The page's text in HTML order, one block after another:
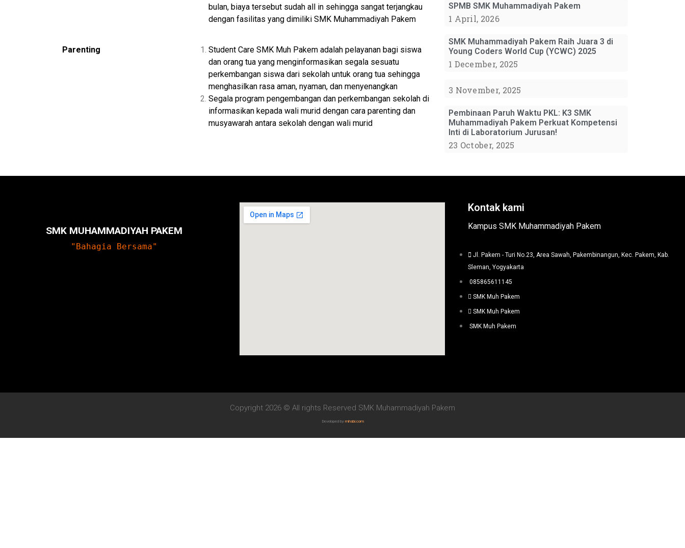
bulan, biaya tersebut sudah all in sehingga sangat terjangkau
dengan fasilitas yang dimiliki SMK Muhammadiyah Pakem
Parenting
Student Care SMK Muh Pakem adalah pelayanan bagi siswa
dan orang tua yang menginformasikan segala sesuatu
perkembangan siswa dari sekolah untuk orang tua sehingga
menghasilkan rasa aman, nyaman, dan menyenangkan
Segala program pengembangan dan perkembangan sekolah di
informasikan kepada wali murid dengan cara parenting dan
musyawarah antara sekolah dengan wali murid
SPMB SMK Muhammadiyah Pakem
1 April, 2026
SMK Muhammadiyah Pakem Raih Juara 3 di
Young Coders World Cup (YCWC) 2025
1 December, 2025
3 November, 2025
Pembinaan Paruh Waktu PKL: K3 SMK
Muhammadiyah Pakem Perkuat Kompetensi
Inti di Laboratorium Jurusan!
23 October, 2025
SMK MUHAMMADIYAH PAKEM
"Bahagia Bersama"
Kontak kami
Kampus SMK Muhammadiyah Pakem
Jl. Pakem - Turi No.23, Area Sawah, Pakembinangun, Kec. Pakem, Kab.
Sleman, Yogyakarta
085865611145
SMK Muh Pakem
SMK Muh Pakem
SMK Muh Pakem
Copyright 2026 © All rights Reserved SMK Muhammadiyah Pakem
Developed by mhsbi.com